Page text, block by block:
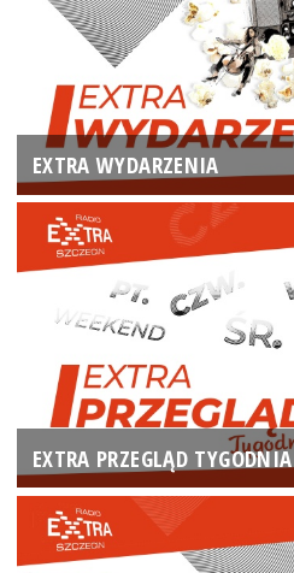
EXTRA WYDARZENIA
EXTRA PRZEGLĄD TYGODNIA